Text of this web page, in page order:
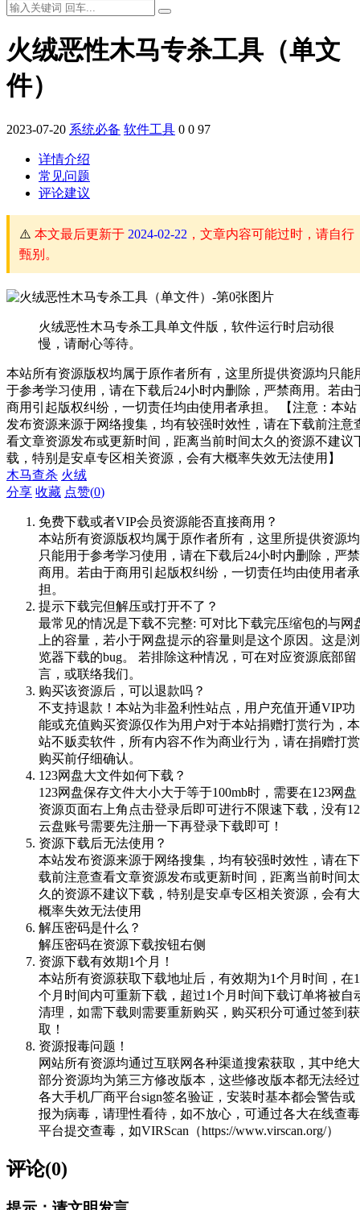
火绒恶性木马专杀工具（单文
件）
2023-07-20 系统必备 软件工具 0 0 97
详情介绍
常见问题
评论建议
⚠️ 本文最后更新于 2024-02-22 ，文章内容可能过时，请自行
甄别。
火绒恶性木马专杀工具单文件版，软件运行时启动很
慢，请耐心等待。
本站所有资源版权均属于原作者所有，这里所提供资源均只能
于参考学习使用，请在下载后24小时内删除，严禁商用。若由
商用引起版权纠纷，一切责任均由使用者承担。 【注意：本站
发布资源来源于网络搜集，均有较强时效性，请在下载前注意
看文章资源发布或更新时间，距离当前时间太久的资源不建议
载，特别是安卓专区相关资源，会有大概率失效无法使用】
木马查杀 火绒
分享 收藏 点赞(0)
免费下载或者VIP会员资源能否直接商用？
本站所有资源版权均属于原作者所有，这里所提供资源均
只能用于参考学习使用，请在下载后24小时内删除，严禁
商用。若由于商用引起版权纠纷，一切责任均由使用者承
担。
提示下载完但解压或打开不了？
最常见的情况是下载不完整: 可对比下载完压缩包的与网
上的容量，若小于网盘提示的容量则是这个原因。这是浏
览器下载的bug。 若排除这种情况，可在对应资源底部留
言，或联络我们。
购买该资源后，可以退款吗？
不支持退款！本站为非盈利性站点，用户充值开通VIP功
能或充值购买资源仅作为用户对于本站捐赠打赏行为，本
站不贩卖软件，所有内容不作为商业行为，请在捐赠打赏
购买前仔细确认。
123网盘大文件如何下载？
123网盘保存文件大小大于等于100mb时，需要在123网盘
资源页面右上角点击登录后即可进行不限速下载，没有
云盘账号需要先注册一下再登录下载即可！
资源下载后无法使用？
本站发布资源来源于网络搜集，均有较强时效性，请在下
载前注意查看文章资源发布或更新时间，距离当前时间太
久的资源不建议下载，特别是安卓专区相关资源，会有大
概率失效无法使用
解压密码是什么？
解压密码在资源下载按钮右侧
资源下载有效期1个月！
本站所有资源获取下载地址后，有效期为1个月时间，在1
个月时间内可重新下载，超过1个月时间下载订单将被自
清理，如需下载则需要重新购买，购买积分可通过签到获
取！
资源报毒问题！
网站所有资源均通过互联网各种渠道搜索获取，其中绝大
部分资源均为第三方修改版本，这些修改版本都无法经过
各大手机厂商平台sign签名验证，安装时基本都会警告或
报为病毒，请理性看待，如不放心，可通过各大在线查毒
平台提交查毒，如VIRScan（https://www.virscan.org/）
评论(0)